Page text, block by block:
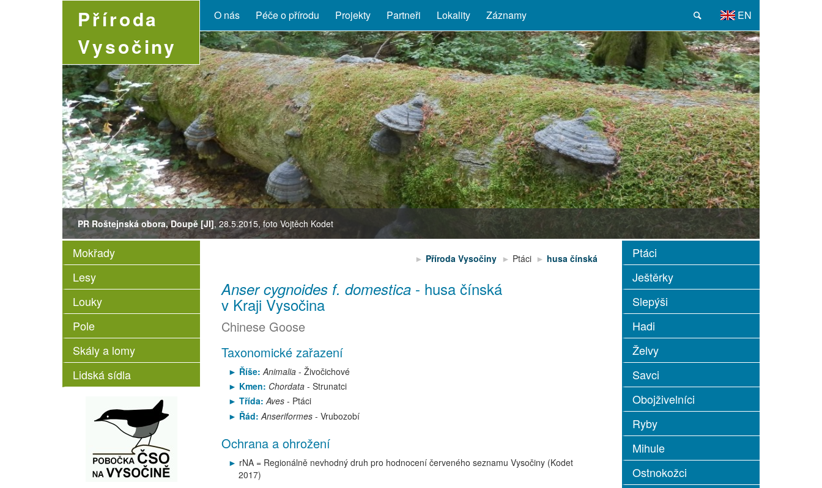
Příroda
Vysočiny
EN
O nás Péče o přírodu Projekty Partneři Lokality Záznamy
PR Roštejnská obora, Doupě [JI], 28.5.2015, foto Vojtěch Kodet
Leucojum vernum
Lysimachia thyrsiflora
Boloria selene Dactylorhiza majalis
Succisa pratensis
Mokřady
Lesy
Louky
Pole
Skály a lomy
Lidská sídla
Ptáci
Ještěrky
Slepýši
Hadi
Želvy
Savci
Obojživelníci
Ryby
Mihule
Ostnokožci
Příroda Vysočiny Ptáci husa čínská
Anser cygnoides f. domestica - husa čínská
v Kraji Vysočina
Chinese Goose
Taxonomické zařazení
Říše:Animalia- Živočichové
Kmen: Chordata- Strunatci
Třída:Aves- Ptáci
Řád: Anseriformes- Vrubozobí
Ochrana a ohrožení
rNA = Regionálně nevhodný druh pro hodnocení červeného seznamu Vysočiny (Kodet
2017)